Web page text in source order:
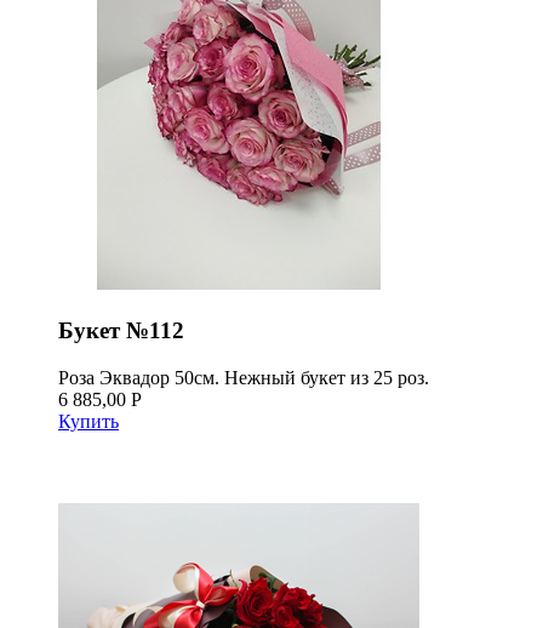
Букет №112
Роза Эквадор 50см. Нежный букет из 25 роз.
6 885,00 Р
Купить